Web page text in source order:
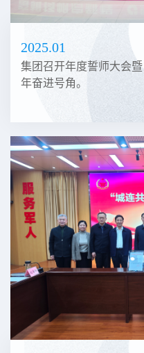
2025.01
集团召开年度誓师大会
年奋进号角。